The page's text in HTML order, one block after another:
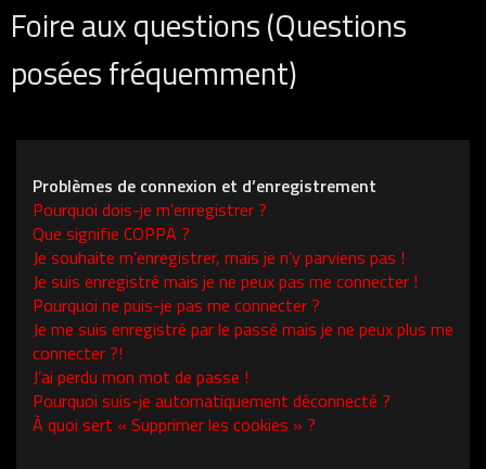
Foire aux questions (Questions
posées fréquemment)
Problèmes de connexion et d’enregistrement
Pourquoi dois-je m’enregistrer ?
Que signifie COPPA ?
Je souhaite m’enregistrer, mais je n’y parviens pas !
Je suis enregistré mais je ne peux pas me connecter !
Pourquoi ne puis-je pas me connecter ?
Je me suis enregistré par le passé mais je ne peux plus me
connecter ?!
J’ai perdu mon mot de passe !
Pourquoi suis-je automatiquement déconnecté ?
À quoi sert « Supprimer les cookies » ?